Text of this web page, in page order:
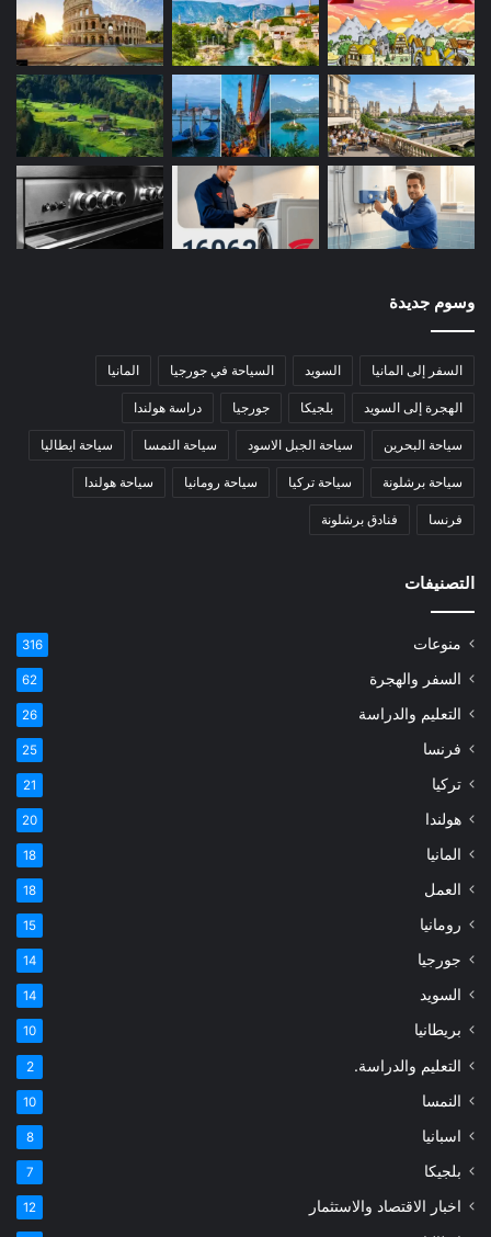
وسوم جديدة
السفر إلى المانيا السويد السياحة في جورجيا المانيا
الهجرة إلى السويد بلجيكا جورجيا دراسة هولندا
سياحة البحرين سياحة الجبل الاسود سياحة النمسا سياحة ايطاليا
سياحة برشلونة سياحة تركيا سياحة رومانيا سياحة هولندا
فرنسا فنادق برشلونة
التصنيفات
منوعات 316
السفر والهجرة 62
التعليم والدراسة 26
فرنسا 25
تركيا 21
هولندا 20
المانيا 18
العمل 18
رومانيا 15
جورجيا 14
السويد 14
بريطانيا 10
التعليم والدراسة. 2
النمسا 10
اسبانيا 8
بلجيكا 7
اخبار الاقتصاد والاستثمار 12